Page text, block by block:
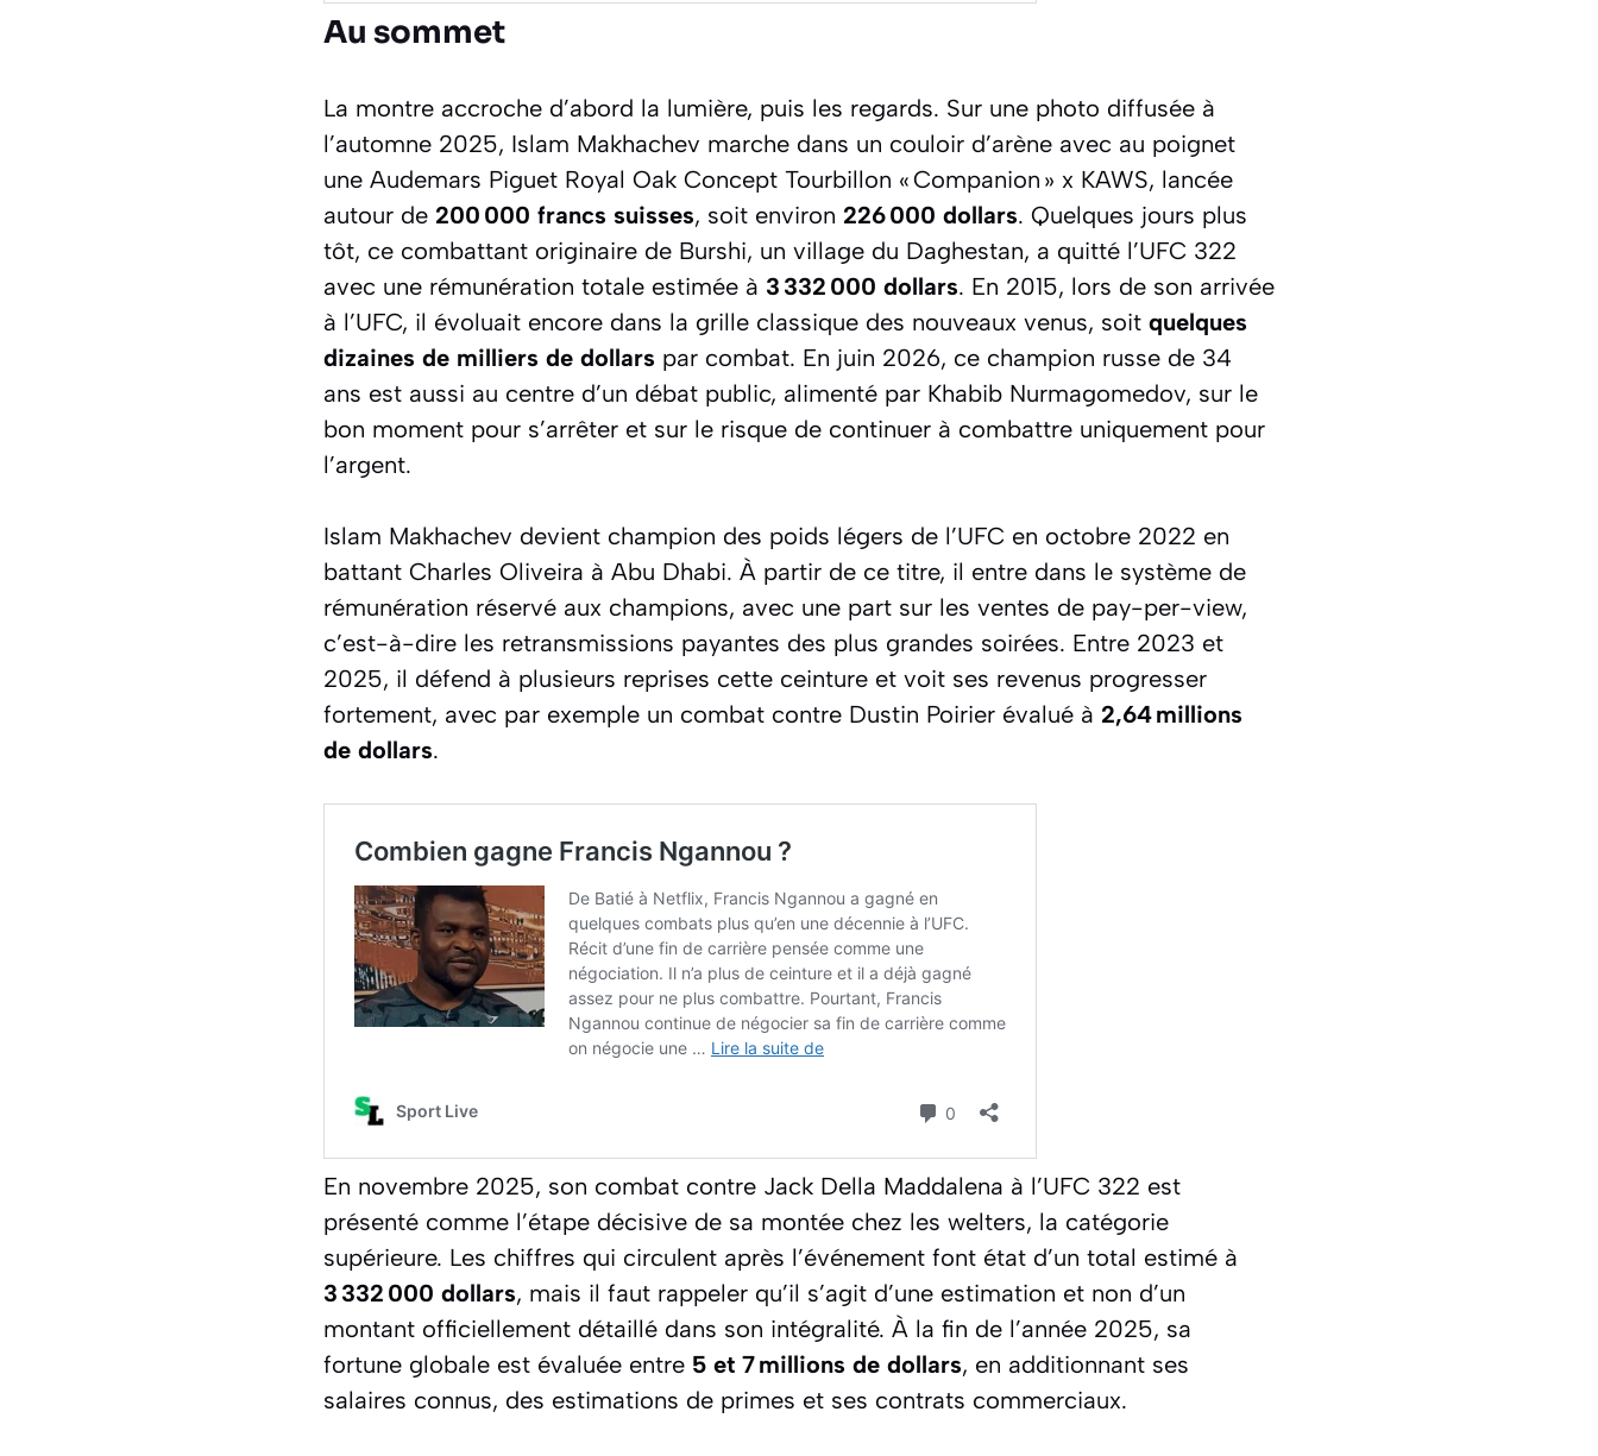
Au sommet
La montre accroche d’abord la lumière, puis les regards. Sur une photo diffusée à
l’automne 2025, Islam Makhachev marche dans un couloir d’arène avec au poignet
une Audemars Piguet Royal Oak Concept Tourbillon « Companion » x KAWS, lancée
autour de 200 000 francs suisses, soit environ 226 000 dollars. Quelques jours plus
tôt, ce combattant originaire de Burshi, un village du Daghestan, a quitté l’UFC 322
avec une rémunération totale estimée à 3 332 000 dollars. En 2015, lors de son arrivée
à l’UFC, il évoluait encore dans la grille classique des nouveaux venus, soit quelques
dizaines de milliers de dollars par combat. En juin 2026, ce champion russe de 34
ans est aussi au centre d’un débat public, alimenté par Khabib Nurmagomedov, sur le
bon moment pour s’arrêter et sur le risque de continuer à combattre uniquement pour
l’argent.
Islam Makhachev devient champion des poids légers de l’UFC en octobre 2022 en
battant Charles Oliveira à Abu Dhabi. À partir de ce titre, il entre dans le système de
rémunération réservé aux champions, avec une part sur les ventes de pay-per-view,
c’est-à-dire les retransmissions payantes des plus grandes soirées. Entre 2023 et
2025, il défend à plusieurs reprises cette ceinture et voit ses revenus progresser
fortement, avec par exemple un combat contre Dustin Poirier évalué à 2,64 millions
de dollars.
En novembre 2025, son combat contre Jack Della Maddalena à l’UFC 322 est
présenté comme l’étape décisive de sa montée chez les welters, la catégorie
supérieure. Les chiffres qui circulent après l’événement font état d’un total estimé à
3 332 000 dollars, mais il faut rappeler qu’il s’agit d’une estimation et non d’un
montant officiellement détaillé dans son intégralité. À la fin de l’année 2025, sa
fortune globale est évaluée entre 5 et 7 millions de dollars, en additionnant ses
salaires connus, des estimations de primes et ses contrats commerciaux.